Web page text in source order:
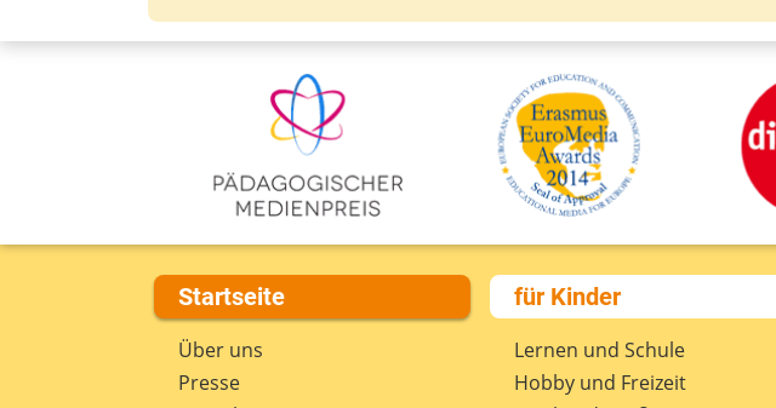
Startseite
Über uns
Presse
für Kinder
Lernen und Schule
Hobby und Freizeit